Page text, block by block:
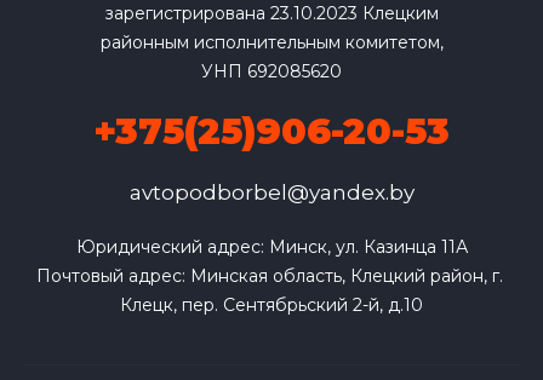
зарегистрирована 23.10.2023 Клецким
районным исполнительным комитетом,
УНП 692085620
+375(25)906-20-53
avtopodborbel@yandex.by
Юридический адрес: Минск, ул. Казинца 11А
Почтовый адрес: Минская область, Клецкий район, г.
Клецк, пер. Сентябрьский 2-й, д.10